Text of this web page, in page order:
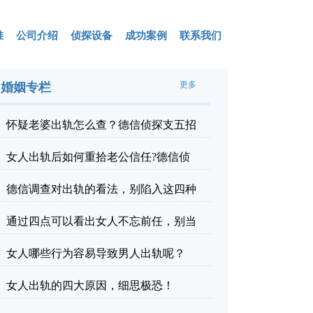
公司介绍 侦探设备 成功案例 联系我们
婚姻专栏 更多
怀疑老婆出轨怎么查？德信侦探支五招
女人出轨后如何重拾老公信任?德信侦
德信调查对出轨的看法，别陷入这四种
通过四点可以看出女人不忘前任，别当
女人哪些行为容易导致男人出轨呢？
女人出轨的四大原因，细思极恐！